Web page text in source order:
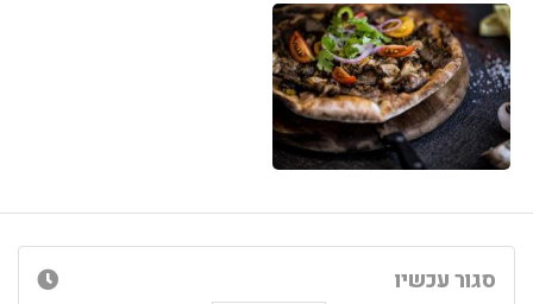
סגור עכשיו